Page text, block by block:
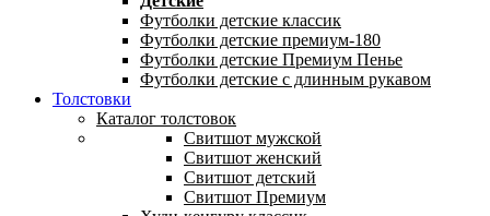
Футболки детские классик
Футболки детские премиум-180
Футболки детские Премиум Пенье
Футболки детские с длинным рукавом
Толстовки
Каталог толстовок
Свитшот мужской
Свитшот женский
Свитшот детский
Свитшот Премиум